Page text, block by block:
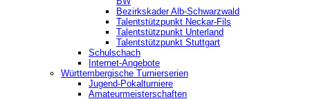
Bezirkskader Alb-Schwarzwald
Talentstützpunkt Neckar-Fils
Talentstützpunkt Unterland
Talentstützpunkt Stuttgart
Schulschach
Internet-Angebote
Württembergische Turnierserien
Jugend-Pokalturniere
Amateurmeisterschaften